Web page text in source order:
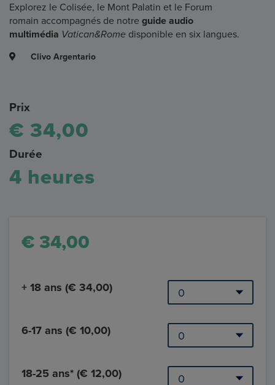
Explorez le Colisée, le Mont Palatin et le Forum
romain accompagnés de notre guide audio
multimédia Vatican&Rome disponible en six langues.
Clivo Argentario
Prix
€ 34,00
Durée
4 heures
€ 34,00
+ 18 ans (€ 34,00)
6-17 ans (€ 10,00)
18-25 ans* (€ 12,00)